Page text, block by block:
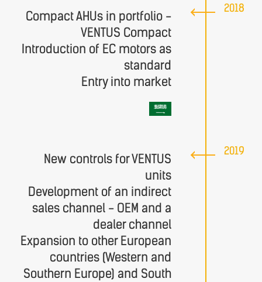
2018
Compact AHUs in portfolio -
VENTUS Compact
Introduction of EC motors as
standard
Entry into market
2019
New controls for VENTUS
units
Development of an indirect
sales channel - OEM and a
dealer channel
Expansion to other European
countries (Western and
Southern Europe) and South